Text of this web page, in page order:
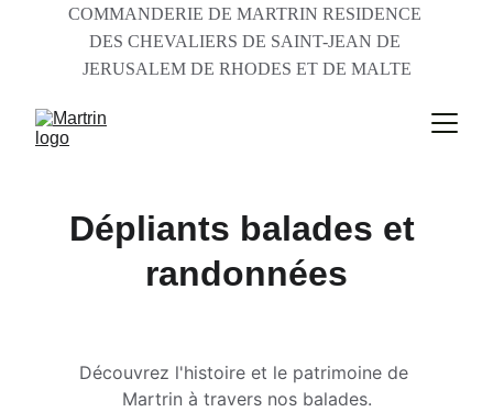
COMMANDERIE DE MARTRIN RESIDENCE
DES CHEVALIERS DE SAINT-JEAN DE
JERUSALEM DE RHODES ET DE MALTE
Dépliants balades et
randonnées
Découvrez l'histoire et le patrimoine de
Martrin à travers nos balades.